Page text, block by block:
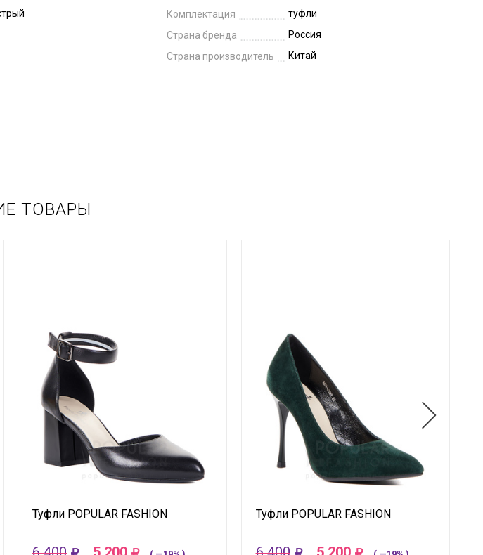
Комплектация
туфли
Страна бренда
Россия
Страна производитель
Китай
ТОВАРЫ
Туфли POPULAR FASHION Туфли POPULAR FASHION